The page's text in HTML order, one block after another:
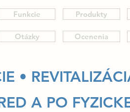
Funkcie
Otázky
Produkty
Ocenenia
•
A PO